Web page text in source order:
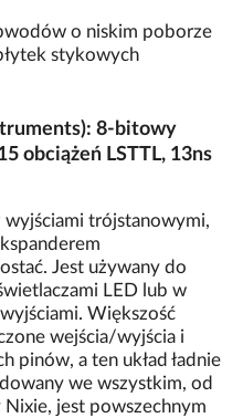
o niskim poborze
stykowych
8-bitowy
obciążeń LSTTL, 13ns
trójstanowymi,
Jest używany do
LED lub w
Większość
wejścia/wyjścia i
pinów, a ten układ ładnie
we wszystkim, od
jest powszechnym